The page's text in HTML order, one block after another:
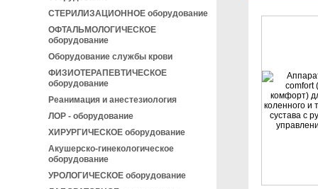
СТЕРИЛИЗАЦИОННОЕ оборудование
ОФТАЛЬМОЛОГИЧЕСКОЕ
оборудование
Оборудование службы крови
ФИЗИОТЕРАПЕВТИЧЕСКОЕ
оборудование
Реанимация и анестезиология
ЛОР - оборудование
ХИРУРГИЧЕСКОЕ оборудование
Акушерско-гинекологическое
оборудование
УРОЛОГИЧЕСКОЕ оборудование